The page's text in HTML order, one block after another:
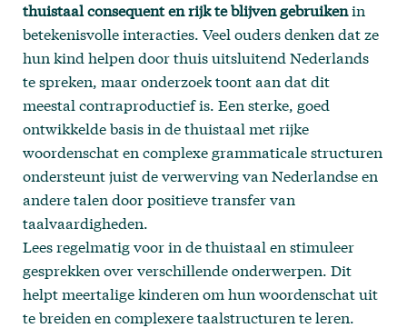
thuistaal consequent en rijk te blijven gebruikenin
betekenisvolle interacties. Veel ouders denken dat ze
hun kind helpen door thuis uitsluitend Nederlands
te spreken, maar onderzoek toont aan dat dit
meestal contraproductief is. Een sterke, goed
ontwikkelde basis in de thuistaal met rijke
woordenschat en complexe grammaticale structuren
ondersteunt juist de verwerving van Nederlandse en
andere talen door positieve transfer van
taalvaardigheden.
Lees regelmatig voor in de thuistaal en stimuleer
gesprekken over verschillende onderwerpen. Dit
helpt meertalige kinderen om hun woordenschat uit
te breiden en complexere taalstructuren te leren.